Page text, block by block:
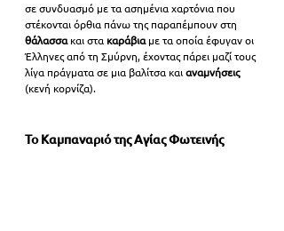
σε συνδυασμό με τα ασημένια χαρτόνια που
στέκονται όρθια πάνω της παραπέμπουν στη
θάλασσα και στα καράβια με τα οποία έφυγαν οι
Έλληνες από τη Σμύρνη, έχοντας πάρει μαζί τους
λίγα πράγματα σε μια βαλίτσα και αναμνήσεις
(κενή κορνίζα).
Το Καμπαναριό της Αγίας Φωτεινής